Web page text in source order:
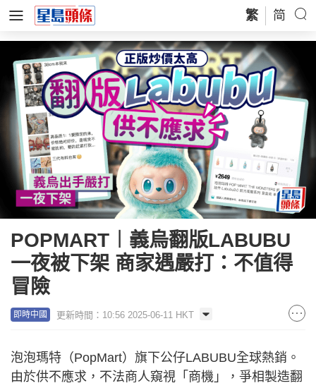
繁 简
POPMART︱義烏翻版LABUBU
一夜被下架 商家遇嚴打：不值得
冒險
即時中國 更新時間：10:56 2025-06-11 HKT
泡泡瑪特（PopMart）旗下公仔LABUBU全球熱銷。
由於供不應求，不法商人窺視「商機」，爭相製造翻